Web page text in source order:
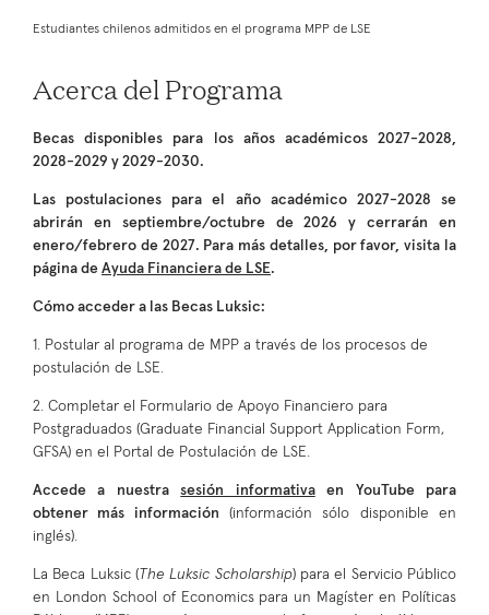
Estudiantes chilenos admitidos en el programa MPP de LSE
Acerca del Programa
Becas disponibles para los años académicos 2027-2028,
2028-2029 y 2029-2030.
Las postulaciones para el año académico 2027-2028 se
abrirán en septiembre/octubre de 2026 y cerrarán en
enero/febrero de 2027. Para más detalles, por favor, visita la
página de Ayuda Financiera de LSE.
Cómo acceder a las Becas Luksic:
1. Postular al programa de MPP a través de los procesos de
postulación de LSE.
2. Completar el Formulario de Apoyo Financiero para
Postgraduados (Graduate Financial Support Application Form,
GFSA) en el Portal de Postulación de LSE.
Accede a nuestrasesión informativaen YouTube para
obtener más información (información sólo disponible en
inglés).
La Beca Luksic (The Luksic Scholarship) para el Servicio Público
en London School of Economics para un Magíster en Políticas